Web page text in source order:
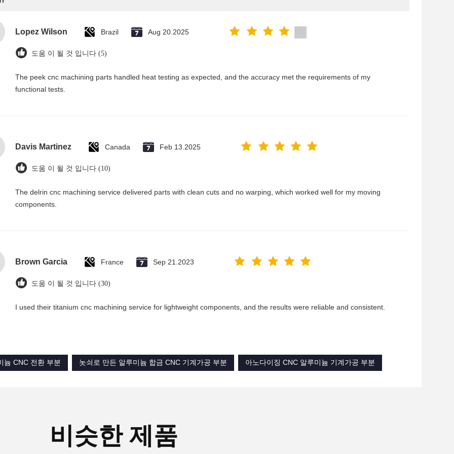
Lopez Wilson Brazil Aug 20.2025
도움 이 될 것 입니다 (5)
The peek cnc machining parts handled heat testing as expected, and the accuracy met the requirements of my
functional tests.
Davis Martinez Canada Feb 13.2025
도움 이 될 것 입니다 (10)
The delrin cnc machining service delivered parts with clean cuts and no warping, which worked well for my moving
components.
Brown Garcia France Sep 21.2023
도움 이 될 것 입니다 (30)
I used their titanium cnc machining service for lightweight components, and the results were reliable and consistent.
늄 CNC 전환 부분 놋쇠로 만든 알루미늄 합금 CNC 기계가공 부분 아노다이징 CNC 알루미늄 기계가공 부분
비슷한 제품